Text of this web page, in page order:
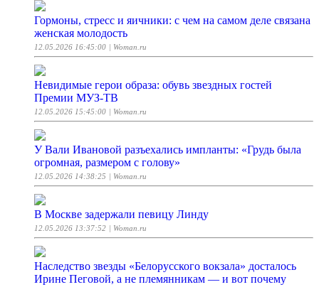
Гормоны, стресс и яичники: с чем на самом деле связана
женская молодость
12.05.2026 16:45:00 | Woman.ru
Невидимые герои образа: обувь звездных гостей
Премии МУЗ-ТВ
12.05.2026 15:45:00 | Woman.ru
У Вали Ивановой разъехались импланты: «Грудь была
огромная, размером с голову»
12.05.2026 14:38:25 | Woman.ru
В Москве задержали певицу Линду
12.05.2026 13:37:52 | Woman.ru
Наследство звезды «Белорусского вокзала» досталось
Ирине Пеговой, а не племянникам — и вот почему